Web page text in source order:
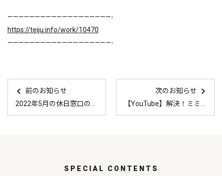
———————————————————-
https://teiju.info/work/10470
———————————————————-
前のお知らせ
次のお知らせ
SPECIAL CONTENTS